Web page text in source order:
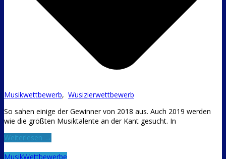
Musikwettbewerb, Wusizierwettbewerb
So sahen einige der Gewinner von 2018 aus. Auch 2019 werden
wie die größten Musiktalente an der Kant gesucht. In
Weiterlesen →
MusikWettbewerbe